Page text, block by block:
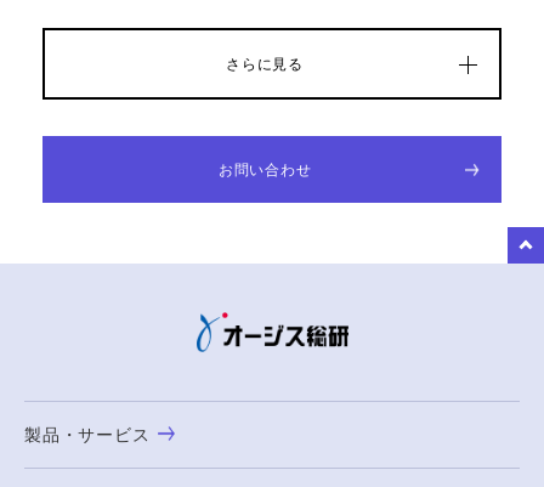
さらに見る
お問い合わせ
製品・サービス